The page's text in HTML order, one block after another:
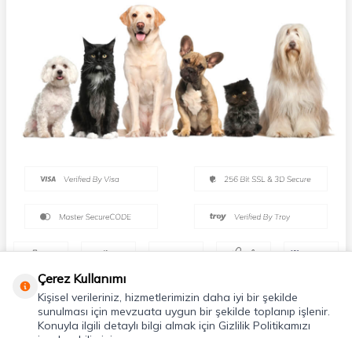
Çerez Kullanımı
Kişisel verileriniz, hizmetlerimizin daha iyi bir şekilde
sunulması için mevzuata uygun bir şekilde toplanıp işlenir.
Konuyla ilgili detaylı bilgi almak için Gizlilik Politikamızı